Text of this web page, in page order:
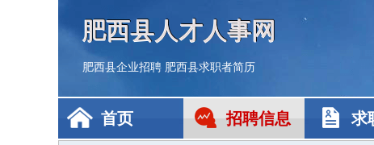
肥西县人才人事网
肥西县企业招聘 肥西县求职者简历
首页 招聘信息 求